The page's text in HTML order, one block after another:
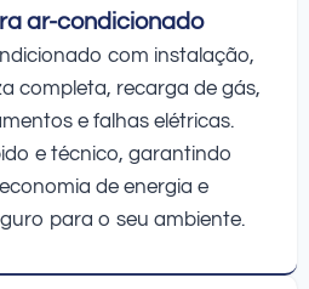
ar-condicionado
com instalação,
completa, recarga de gás,
e falhas elétricas.
e técnico, garantindo
de energia e
para o seu ambiente.